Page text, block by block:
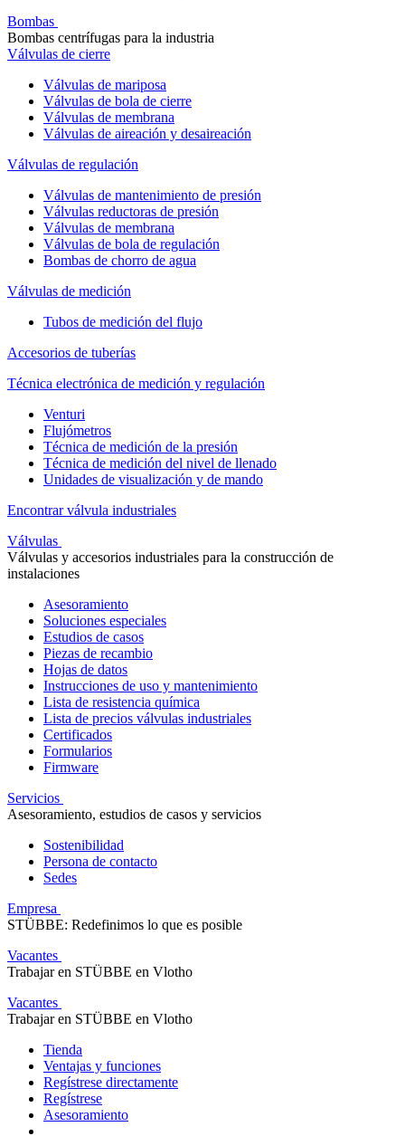
Bombas
Bombas centrífugas para la industria
Válvulas de cierre
Válvulas de mariposa
Válvulas de bola de cierre
Válvulas de membrana
Válvulas de aireación y desaireación
Válvulas de regulación
Válvulas de mantenimiento de presión
Válvulas reductoras de presión
Válvulas de membrana
Válvulas de bola de regulación
Bombas de chorro de agua
Válvulas de medición
Tubos de medición del flujo
Accesorios de tuberías
Técnica electrónica de medición y regulación
Venturi
Flujómetros
Técnica de medición de la presión
Técnica de medición del nivel de llenado
Unidades de visualización y de mando
Encontrar válvula industriales
Válvulas
Válvulas y accesorios industriales para la construcción de
instalaciones
Asesoramiento
Soluciones especiales
Estudios de casos
Piezas de recambio
Hojas de datos
Instrucciones de uso y mantenimiento
Lista de resistencia química
Lista de precios válvulas industriales
Certificados
Formularios
Firmware
Servicios
Asesoramiento, estudios de casos y servicios
Sostenibilidad
Persona de contacto
Sedes
Empresa
STÜBBE: Redefinimos lo que es posible
Vacantes
Trabajar en STÜBBE en Vlotho
Vacantes
Trabajar en STÜBBE en Vlotho
Tienda
Ventajas y funciones
Regístrese directamente
Regístrese
Asesoramiento